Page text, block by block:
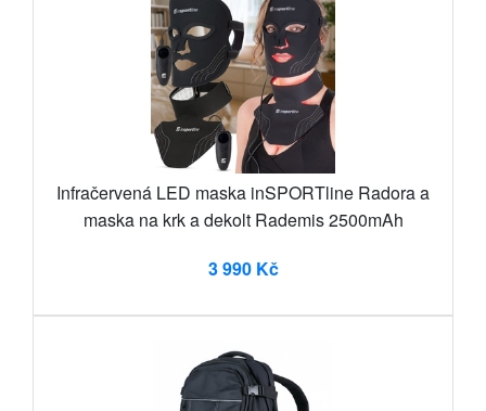
Infračervená LED maska inSPORTline Radora a
maska na krk a dekolt Rademis 2500mAh
3 990 Kč